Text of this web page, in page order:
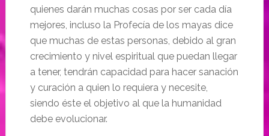
quienes darán muchas cosas por ser cada día
mejores, incluso la Profecía de los mayas dice
que muchas de estas personas, debido al gran
crecimiento y nivel espiritual que puedan llegar
a tener, tendrán capacidad para hacer sanación
y curación a quien lo requiera y necesite,
siendo éste el objetivo al que la humanidad
debe evolucionar.